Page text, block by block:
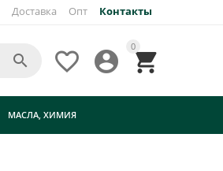
Доставка Опт Контакты
0




МАСЛА, ХИМИЯ